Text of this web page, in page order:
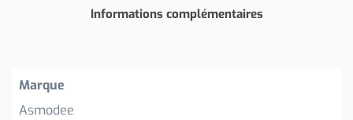
Informations complémentaires
Marque
Asmodee